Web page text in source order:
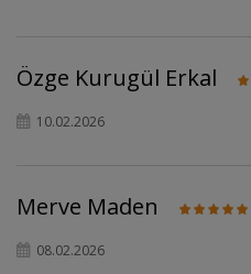
Özge Kurugül Erkal
10.02.2026
Merve Maden
08.02.2026